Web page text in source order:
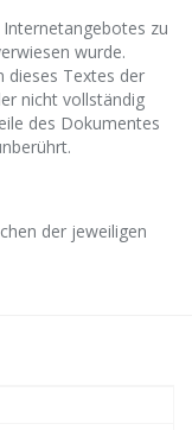
zu
wurde.
dieses Textes der
nicht vollständig
des Dokumentes
der jeweiligen